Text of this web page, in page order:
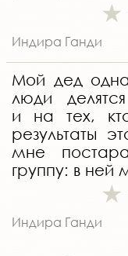
Индира Ганди
Мой дед
люди
и на тех,
результаты
мне
группу: в ней
Индира Ганди